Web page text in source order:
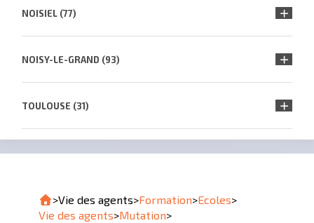
NOISIEL (77)
NOISY-LE-GRAND (93)
TOULOUSE (31)
>Vie des agents>Formation>Ecoles>
Vie des agents>Mutation>